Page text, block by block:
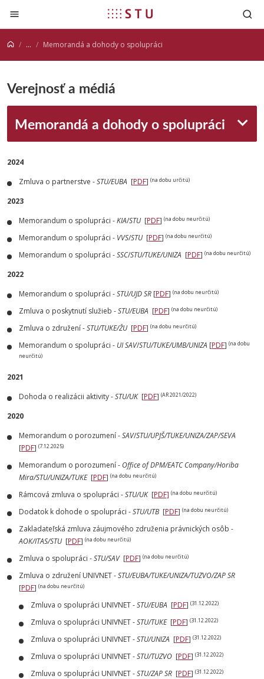
Prejsť na obsah
... Memorandá a dohody o spolupráci
Verejnosť a médiá
Memorandá a dohody o spolupráci
2024
Zmluva o partnerstve -STU/EUBA [PDF] (na dobu určitú)
2023
Memorandum o spolupráci -KIA/STU[PDF] (na dobu neurčitú)
Memorandum o spolupráci - VVS/STU[PDF] (na dobu neurčitú)
Memorandum o spolupráci -SSC/STU/TUKE/UNIZA [PDF] (na dobu neurčitú)
2022
Memorandum o spolupráci -STU/UJD SR [PDF] (na dobu neurčitú)
Zmluva o poskytnutí služieb -STU/EUBA [PDF] (na dobu neurčitú)
Zmluva o združení -STU/TUKE/ŽU[PDF] (na dobu neurčitú)
Memorandum o spolupráci - UI SAV/STU/TUKE/UMB/UNIZA [PDF] (na dobu
neurčitú)
2021
Dohoda o realizácii aktivity -STU/UK[PDF] (AR 2021/2022)
2020
Memorandum o porozumení -SAV/STU/UPJŠ/TUKE/UNIZA/ZAP/SEVA
[PDF] (7.12.2025)
Memorandum o porozumení - Office of DPM/EATC Company/Horiba
Mira/STU/UNIZA/TUKE[PDF] (na dobu neurčitú)
Rámcová zmluva o spolupráci -STU/UK[PDF] (na dobu neurčitú)
Dodatok k dohode o spolupráci -STU/UTB [PDF] (na dobu neurčitú)
Zakladateľská zmluva záujmového združenia právnických osôb -
AOK/ITAS/STU[PDF] (na dobu neurčitú)
Zmluva o spolupráci -STU/SAV[PDF] (na dobu neurčitú)
Zmluva o združení UNIVNET -STU/EUBA/TUKE/UNIZA/TUZVO/ZAP SR
[PDF] (na dobu neurčitú)
Zmluva o spolupráci UNIVNET -STU/EUBA [PDF] (31.12.2022)
Zmluva o spolupráci UNIVNET -STU/TUKE[PDF] (31.12.2022)
Zmluva o spolupráci UNIVNET -STU/UNIZA [PDF] (31.12.2022)
Zmluva o spolupráci UNIVNET -STU/TUZVO [PDF] (31.12.2022)
Zmluva o spolupráci UNIVNET -STU/ZAP SR [PDF] (31.12.2022)